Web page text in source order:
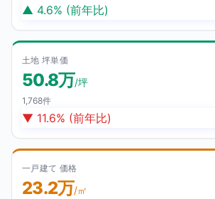
▲ 4.6% (前年比)
土地 坪単価
50.8万/坪
1,768件
▼ 11.6% (前年比)
一戸建て 価格
23.2万/㎡